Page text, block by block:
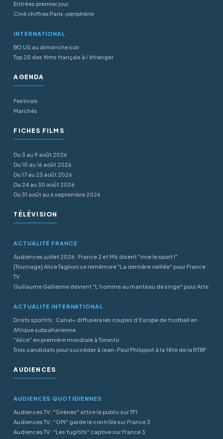
Entrées premier jour
Ciné chiffres Paris-periphérie
INTERNATIONAL
BO US au dimanche soir
Top 20 des films français à l’étranger
AGENDA
Festivals
Marchés
FICHES FILMS
Du 3 au 9 août 2026
Du 10 au 16 août 2026
Du 17 au 23 août 2026
Du 24 au 30 août 2026
Du 31 août au 6 septembre 2026
TÉLÉVISION
ACTUALITÉ FRANCE
Audiences juillet 2026 : France 2 et M6 disent "vive le sport !"
[Tournage] Alice Taglioni se remémore "La dernière veillée" pour France
TV
Guillaume Gallienne devient "L’homme au manteau de singe" pour Arte
ACTUALITÉ INTERNATIONAL
Droits sportifs : Canal+ diffusera les coupes d’Europe de football en
Afrique subsaharienne
"Alice" en première mondiale à Toronto
Trois candidats pour succéder à Jean-Paul Philippot à la tête de la RTBF
AUDIENCES
AUDIENCES QUOTIDIENNES
Audiences TV : "Sirènes" attire le public sur TF1
Audiences TV : "OPJ" garde le contrôle sur France 3
Audiences TV : "Les fugitifs" captive sur France 3